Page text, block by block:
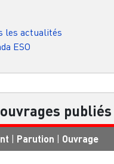
les actualités
ESO
publiés
| Parution | Ouvrage